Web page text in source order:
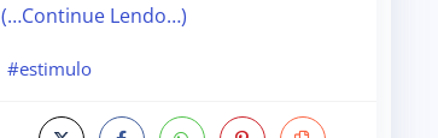
(…Continue Lendo…)
#estimulo